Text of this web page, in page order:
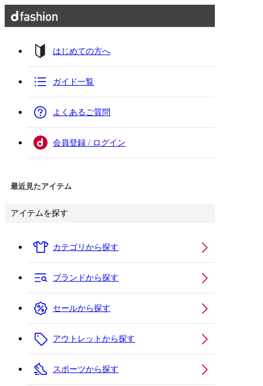
はじめての方へ
ガイド一覧
よくあるご質問
会員登録 / ログイン
最近見たアイテム
アイテムを探す
カテゴリから探す
ブランドから探す
セールから探す
アウトレットから探す
スポーツから探す